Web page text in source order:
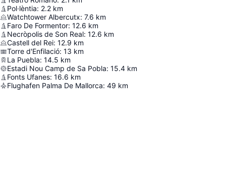
Pol·lèntia: 2.2 km
Watchtower Albercutx: 7.6 km
Faro De Formentor: 12.6 km
Necròpolis de Son Real: 12.6 km
Castell del Rei: 12.9 km
Torre d'Enfilació: 13 km
La Puebla: 14.5 km
Estadi Nou Camp de Sa Pobla: 15.4 km
Fonts Ufanes: 16.6 km
Flughafen Palma De Mallorca: 49 km